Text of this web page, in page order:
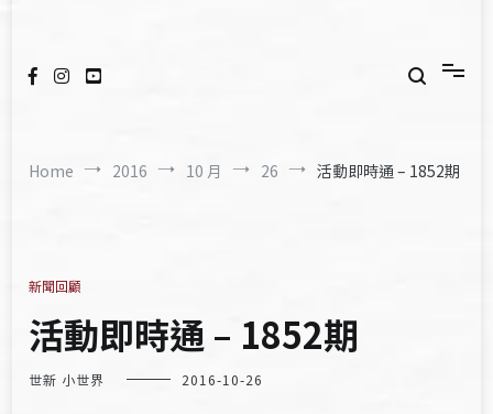
Home 2016 10 月 26 活動即時通 – 1852期
新聞回顧
活動即時通 – 1852期
世新 小世界 2016-10-26